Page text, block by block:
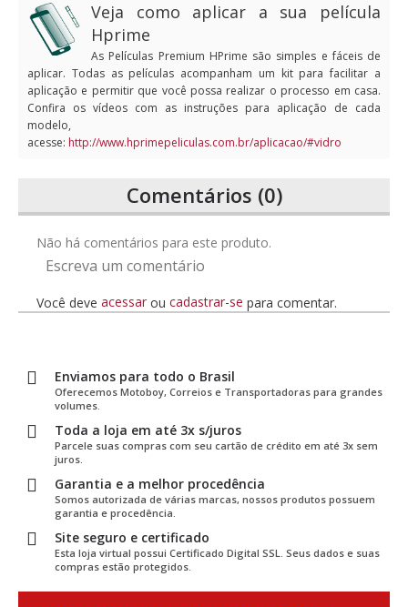
Veja como aplicar a sua película
Hprime
As Películas Premium HPrime são simples e fáceis de
aplicar. Todas as películas acompanham um kit para facilitar a
aplicação e permitir que você possa realizar o processo em casa.
Confira os vídeos com as instruções para aplicação de cada
modelo,
acesse: http://www.hprimepeliculas.com.br/aplicacao/#vidro
Comentários (0)
Não há comentários para este produto.
Escreva um comentário
Você deve acessar ou cadastrar-se para comentar.
Enviamos para todo o Brasil
Oferecemos Motoboy, Correios e Transportadoras para grandes
volumes.
Toda a loja em até 3x s/juros
Parcele suas compras com seu cartão de crédito em até 3x sem
juros.
Garantia e a melhor procedência
Somos autorizada de várias marcas, nossos produtos possuem
garantia e procedência.
Site seguro e certificado
Esta loja virtual possui Certificado Digital SSL. Seus dados e suas
compras estão protegidos.